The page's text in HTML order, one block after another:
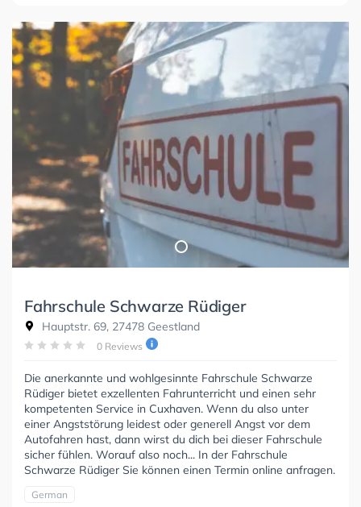
Fahrschule Schwarze Rüdiger
Hauptstr. 69, 27478 Geestland
0 Reviews
Die anerkannte und wohlgesinnte Fahrschule Schwarze
Rüdiger bietet exzellenten Fahrunterricht und einen sehr
kompetenten Service in Cuxhaven. Wenn du also unter
einer Angststörung leidest oder generell Angst vor dem
Autofahren hast, dann wirst du dich bei dieser Fahrschule
sicher fühlen. Worauf also noch... In der Fahrschule
Schwarze Rüdiger Sie können einen Termin online anfragen.
German